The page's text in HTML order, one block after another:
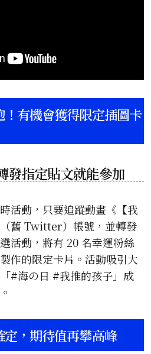
有機會獲得限定插圖卡
發指定貼文就能參加
活動，只要追蹤動畫《【我
舊 Twitter）帳號，並轉發
活動，將有 20 名幸運粉絲
作的限定卡片。活動吸引大
#海の日 #我推的孩子」成
，期待值再攀高峰